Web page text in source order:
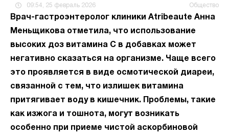
09:54, 25 февраль 2026 Общество
Врач-гастроэнтеролог клиники Atribeaute Анна
Меньщикова отметила, что использование
высоких доз витамина С в добавках может
негативно сказаться на организме. Чаще всего
это проявляется в виде осмотической диареи,
связанной с тем, что излишек витамина
притягивает воду в кишечник. Проблемы, такие
как изжога и тошнота, могут возникать
особенно при приеме чистой аскорбиновой